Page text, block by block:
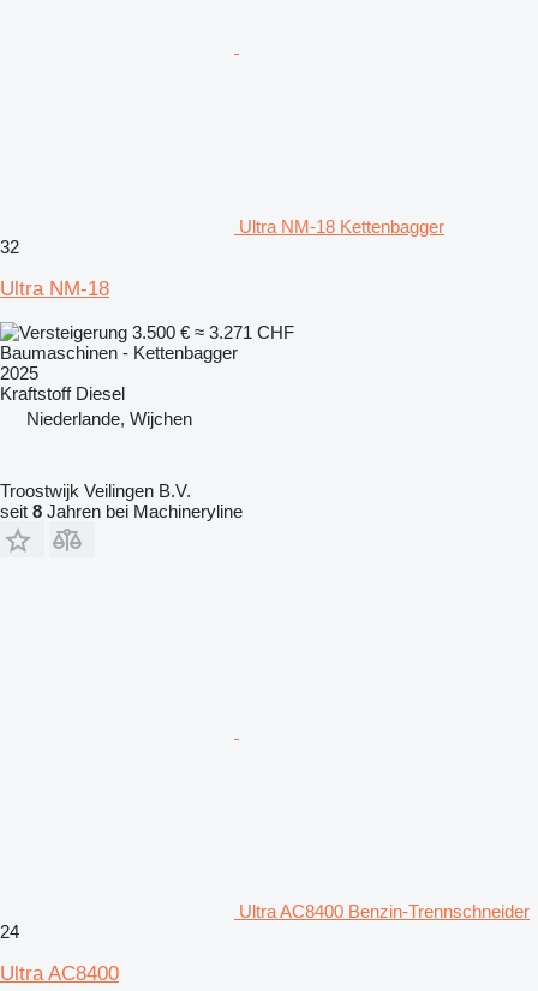
Ultra NM-18 Kettenbagger
32
Ultra NM-18
3.500 € ≈ 3.271 CHF
Baumaschinen - Kettenbagger
2025
Kraftstoff Diesel
Niederlande, Wijchen
Troostwijk Veilingen B.V.
seit 8 Jahren bei Machineryline
Ultra AC8400 Benzin-Trennschneider
24
Ultra AC8400